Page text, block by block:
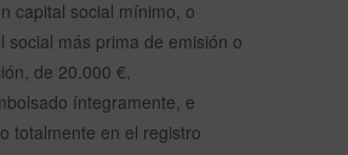
capital social mínimo, o
social más prima de emisión o
de 20.000 €,
íntegramente, e
totalmente en el registro